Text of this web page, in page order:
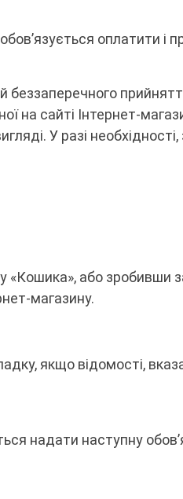
оплатити і
на сайті Інтернет-
У разі
«Кошика», або зробивши
магазину.
якщо відомості,
надати наступну